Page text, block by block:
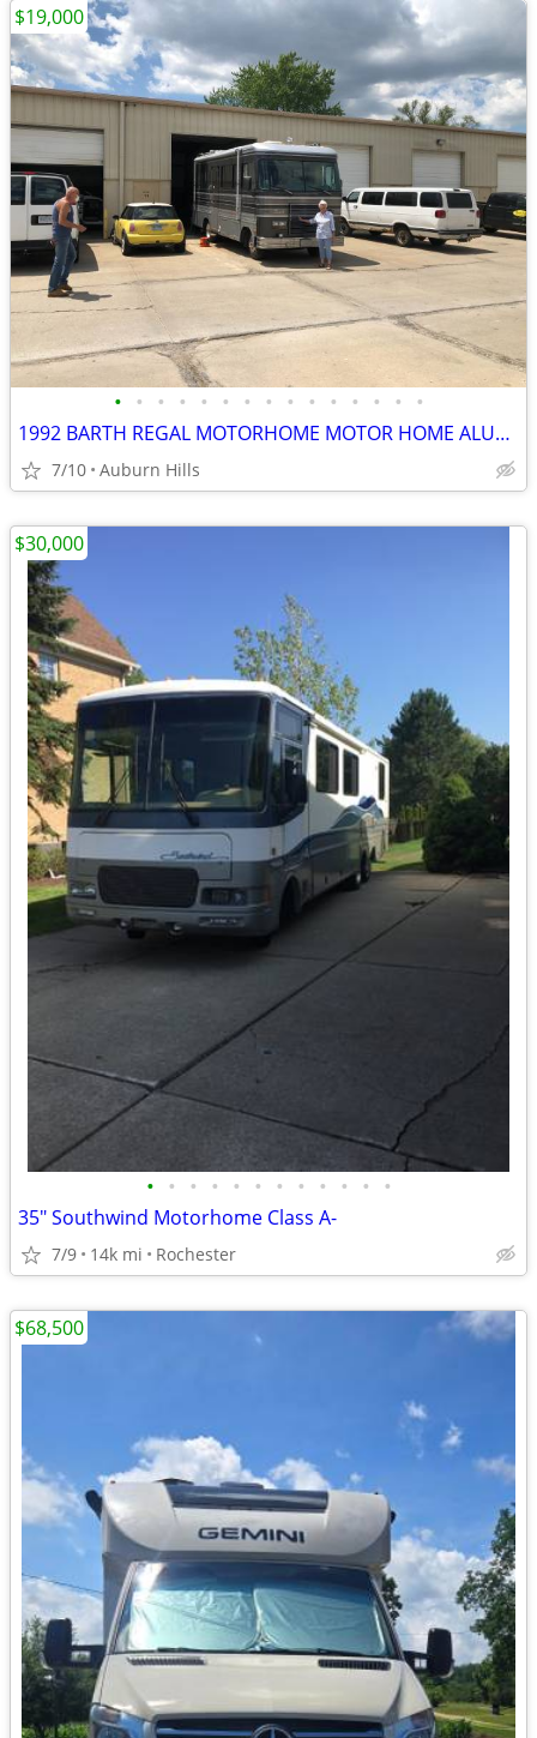
• • • • • • • • • • • • • • •
1992 BARTH REGAL MOTORHOME MOTOR HOME ALUMNIUM
7/10 Auburn Hills
$19,000
• • • • • • • • • • • •
35" Southwind Motorhome Class A-
7/9 14k mi Rochester
$30,000
$68,500